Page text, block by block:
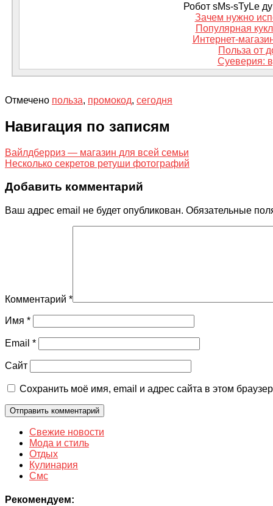
Робот sMs-sTyLe
Зачем нужно
Популярная
Интернет-
Польза от
Суеверия:
Отмечено польза, промокод, сегодня
Навигация по записям
Вайлдберриз — магазин для всей семьи
Несколько секретов ретуши фотографий
Добавить комментарий
Ваш адрес email не будет опубликован. Обязательные
Комментарий *
Имя *
Email *
Сайт
Сохранить моё имя, email и адрес сайта в этом
Свежие новости
Мода и стиль
Отдых
Кулинария
Смс
Рекомендуем: